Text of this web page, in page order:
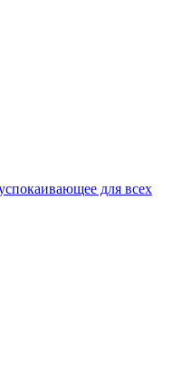
для всех